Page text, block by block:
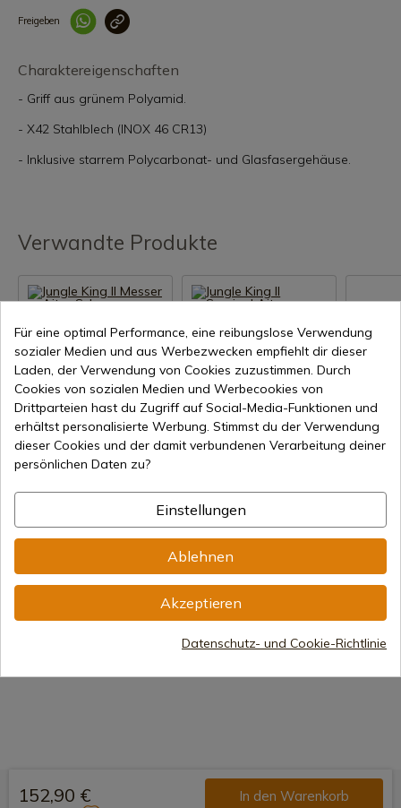
Freigeben
Charaktereigenschaften
- Griff aus grünem Polyamid.
- X42 Stahlblech (INOX 46 CR13)
- Inklusive starrem Polycarbonat- und Glasfasergehäuse.
Verwandte Produkte
Produkt anzeigen
REF: 16013
Produkt anzeigen
Aitor Messer
Versand
163,25 €
Jungle
Auf
328,84 €
152,90 € In den Warenkorb
Für eine optimal Performance, eine reibungslose Verwendung
sozialer Medien und aus Werbezwecken empfiehlt dir dieser
Laden, der Verwendung von Cookies zuzustimmen. Durch
Cookies von sozialen Medien und Werbecookies von
Drittparteien hast du Zugriff auf Social-Media-Funktionen und
erhältst personalisierte Werbung. Stimmst du der Verwendung
dieser Cookies und der damit verbundenen Verarbeitung deiner
persönlichen Daten zu?
Einstellungen
Ablehnen
Akzeptieren
Datenschutz- und Cookie-Richtlinie